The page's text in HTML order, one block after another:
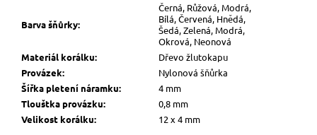
Barva šňůrky:
Černá, Růžová, Modrá,
Bílá, Červená, Hnědá,
Šedá, Zelená, Modrá,
Okrová, Neonová
Materiál korálku:
Dřevo žlutokapu
Provázek:
Nylonová šňůrka
Šířka pletení náramku:
4 mm
Tlouštka provázku:
0,8 mm
Velikost korálku: 12 x 4 mm